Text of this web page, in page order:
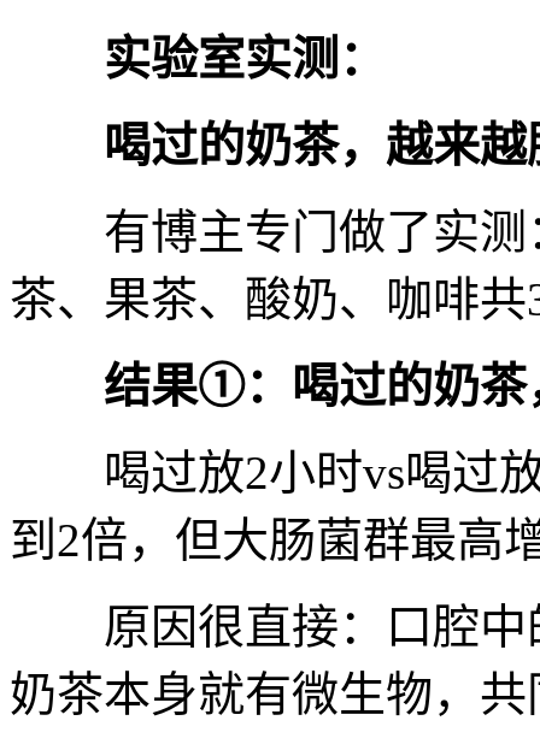
实验室实测：
喝过的奶茶，越来越
有博主专门做了实测
茶、果茶、酸奶、咖啡
结果①：喝过的奶茶
喝过放2小时vs喝过放
到2倍，但大肠菌群最高
原因很直接：口腔中
奶茶本身就有微生物，